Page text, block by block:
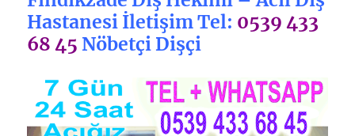
Hastanesi İletişim Tel: 0539 433
68 45 Nöbetçi Dişçi